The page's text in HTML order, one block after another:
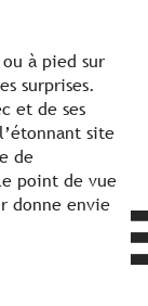
à pied sur
surprises.
et de ses
site
de
point de vue
donne envie